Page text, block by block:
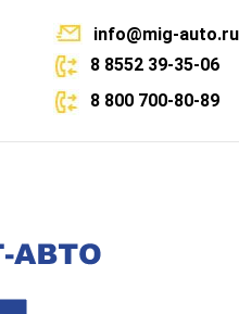
info@mig-auto.ru
8 8552 39-35-06
8 800 700-80-89